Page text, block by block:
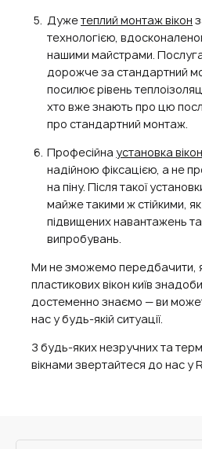
Дужетеплий монтаж вікон
технологією,
нашими майстрами.
дорожче за стандартний
посилює рівень
хто вже знають про цю
про стандартний монтаж.
Професійна установка
надійною фіксацією, а не
на піну. Після такої
майже такими ж стійкими, як
підвищених навантажень
випробувань.
Ми не зможемо передбачити,
пластикових вікон київ
достеменно знаємо — ви
нас у будь-якій ситуації.
З будь-яких незручних та
вікнами звертайтеся до нас у